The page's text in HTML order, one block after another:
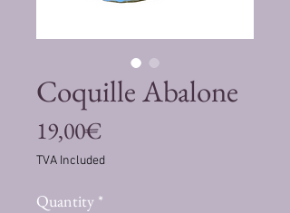
Coquille Abalone
19,00€Price
TVA Included
Quantity *